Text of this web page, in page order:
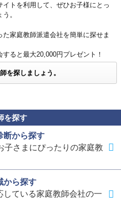
トを利用して、ぜひお子様にとっ
。
家庭教師派遣会社を簡単に探せま
ると最大20,000円プレゼント！
を探しましょう。
を探す
断から探す
子さまにぴったりの家庭教
から探す
している家庭教師会社の一